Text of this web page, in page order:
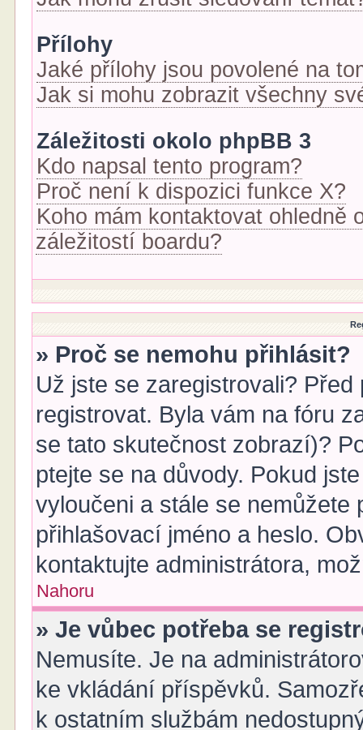
Přílohy
Jaké přílohy jsou povolené na
Jak si mohu zobrazit všechny
Záležitosti okolo phpBB 3
Kdo napsal tento program?
Proč není k dispozici funkce X?
Koho mám kontaktovat ohledně
záležitostí boardu?
» Proč se nemohu přihlásit?
Už jste se zaregistrovali?
registrovat. Byla vám na fóru
se tato skutečnost zobrazí)?
ptejte se na důvody. Pokud
vyloučeni a stále se nemůžete
přihlašovací jméno a heslo.
kontaktujte administrátora,
Nahoru
» Je vůbec potřeba se
Nemusíte. Je na
ke vkládání příspěvků.
k ostatním službám